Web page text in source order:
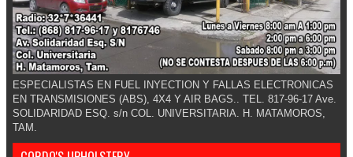
ESPECIALISTAS EN FUEL INYECTION Y FALLAS ELECTRONICAS
EN TRANSMISIONES (ABS), 4X4 Y AIR BAGS.. TEL. 817-96-17 Ave.
SOLIDARIDAD ESQ. s/n COL. UNIVERSITARIA. H. MATAMOROS,
TAM.